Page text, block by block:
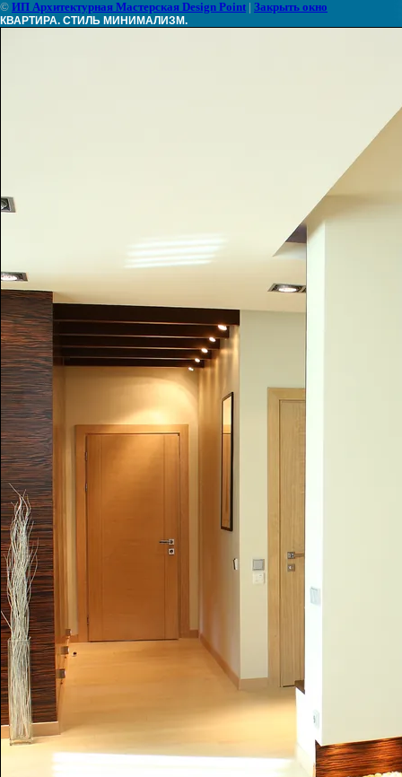
© ИП Архитектурная Мастерская Design Point | Закрыть окно
КВАРТИРА. СТИЛЬ МИНИМАЛИЗМ.